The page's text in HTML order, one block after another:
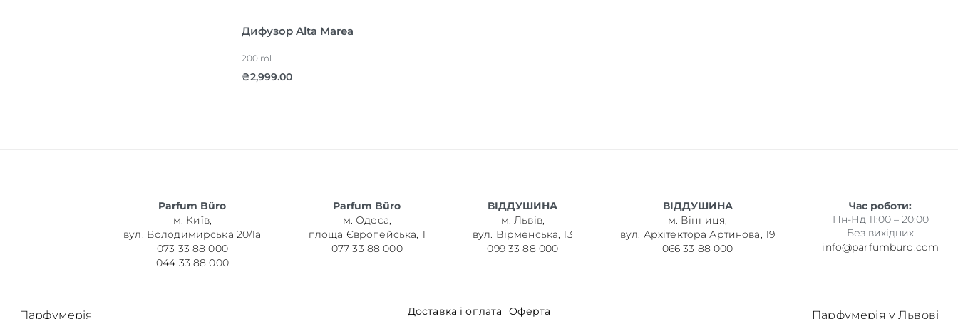
Дифузор Alta Marea
200 ml
₴2,999.00
Parfum Büro
м. Київ,
вул. Володимирська 20/1а
073 33 88 000
044 33 88 000
Parfum Büro
м. Одеса,
площа Європейська, 1
077 33 88 000
ВІДДУШИНА
м. Львів,
вул. Вірменська, 13
099 33 88 000
ВІДДУШИНА
м. Вінниця,
вул. Архітектора Артинова, 19
066 33 88 000
Час роботи:
Пн-Нд 11:00 – 20:00
Без вихідних
info@parfumburo.com
Парфумерія Доставка і оплата Оферта Парфумерія у Львові